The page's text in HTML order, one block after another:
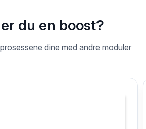
du en boost?
dine med andre moduler